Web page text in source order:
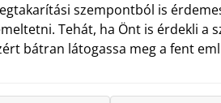
szempontból is
Tehát, ha Önt is érdekli a
bátran látogassa meg a fent